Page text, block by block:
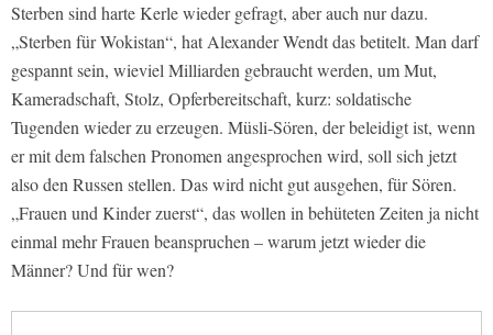
Sterben sind harte Kerle wieder gefragt, aber auch nur dazu.
„Sterben für Wokistan“, hat Alexander Wendt das betitelt. Man darf
gespannt sein, wieviel Milliarden gebraucht werden, um Mut,
Kameradschaft, Stolz, Opferbereitschaft, kurz: soldatische
Tugenden wieder zu erzeugen. Müsli-Sören, der beleidigt ist, wenn
er mit dem falschen Pronomen angesprochen wird, soll sich jetzt
also den Russen stellen. Das wird nicht gut ausgehen, für Sören.
„Frauen und Kinder zuerst“, das wollen in behüteten Zeiten ja nicht
einmal mehr Frauen beanspruchen – warum jetzt wieder die
Männer? Und für wen?